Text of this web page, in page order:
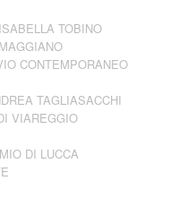
ISABELLA TOBINO
CONTEMPORANEO
TAGLIASACCHI
VIAREGGIO
DI LUCCA